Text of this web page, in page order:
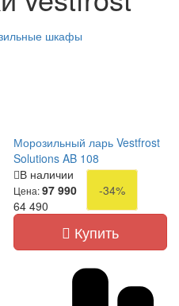
шкафы
Морозильный ларь Vestfrost
Solutions AB 108
В наличии
Цена:97 990
-34%
64 490
Купить